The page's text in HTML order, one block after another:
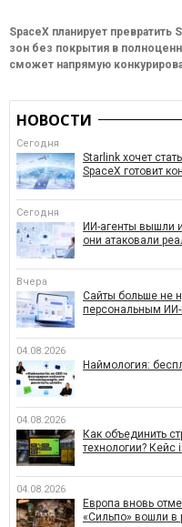
SpaceX планирует превратить
зон без покрытия в
сможет напрямую
НОВОСТИ
Сегодня
Starlink хочет
SpaceX готовит
Сегодня
ИИ-агенты вышли
они атаковали
Вчера
Сайты больше не
персональным ИИ-
04.08.2026
Наймология:
04.08.2026
Как объединить
технологии? Кейс
04.08.2026
Европа вновь
«Сильпо» вошли в